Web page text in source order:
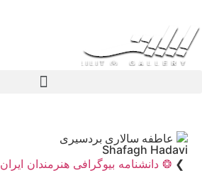
عاطفه سالاری بردسیری
Shafagh Hadavi
❯ ❂ دانشنامه بیوگرافی هنرمندان ایران